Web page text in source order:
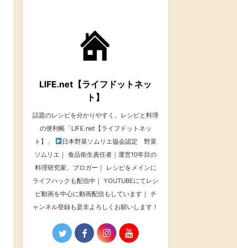
LIFE.net【ライフドットネッ
ト】
話題のレシピを分かりやすく。レシピと料理
の便利帳「LIFE.net【ライフドットネッ
ト】」
日本野菜ソムリエ協会認定 野菜
ソムリエ｜ 食品衛生責任者｜運営10年目の
料理研究家、ブロガー｜ レシピをメインに
ライフハックも配信中｜ YOUTUBEにてレシ
ピ動画を中心に動画配信もしています｜ チ
ャンネル登録も是非よろしくお願いします！